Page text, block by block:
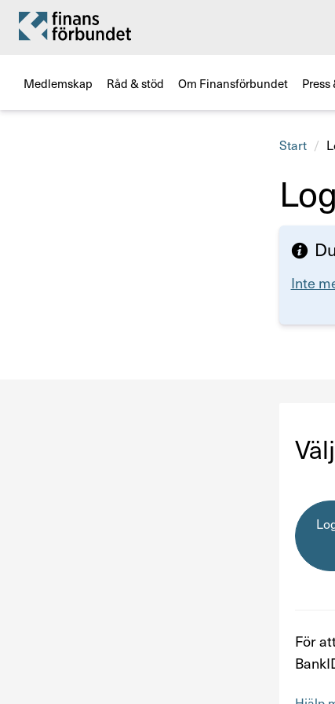
Medlemskap Råd & stöd Om Finansförbundet
Start
Inte
För